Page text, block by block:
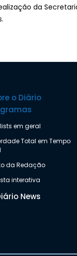
da
o Diário
em geral
Total em Tempo
da Redação
interativa
News